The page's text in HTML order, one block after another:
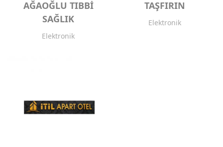
AĞAOĞLU TIBBİ
SAĞLIK
Elektronik
TAŞFIRIN
Elektronik